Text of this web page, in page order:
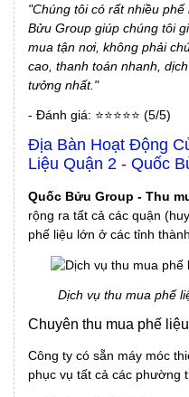
"Chúng tôi có rất nhiều
Bửu Group giúp chúng tôi
mua tận nơi, không phải
cao, thanh toán nhanh,
tưởng nhất."
- Đánh giá: ⭐⭐⭐⭐⭐ (5/5)
Địa Bàn Hoạt Động
Liệu Quận 2 - Quốc
Quốc Bửu Group - Thu
rộng ra tất cả các quận
phế liệu lớn ở các tỉnh
Dịch vụ thu mua phế
Chuyên thu mua phế
Công ty có sẵn máy móc
phục vụ tất cả các phường